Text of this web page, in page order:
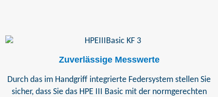
Zuverlässige Messwerte
Durch das im Handgriff integrierte Federsystem stellen Sie
sicher, dass Sie das HPE III Basic mit der normgerechten